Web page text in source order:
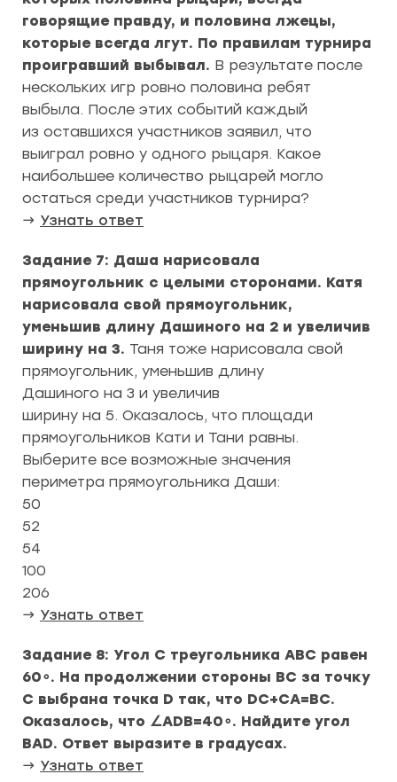
говорящие правду, и половина лжецы,
которые всегда лгут. По правилам турнира
проигравший выбывал. В результате после
нескольких игр ровно половина ребят
выбыла. После этих событий каждый
из оставшихся участников заявил, что
выиграл ровно у одного рыцаря. Какое
наибольшее количество рыцарей могло
остаться среди участников турнира?
→ Узнать ответ
Задание 7: Даша нарисовала
прямоугольник с целыми сторонами. Катя
нарисовала свой прямоугольник,
уменьшив длину Дашиного на 2 и увеличив
ширину на 3. Таня тоже нарисовала свой
прямоугольник, уменьшив длину
Дашиного на 3 и увеличив
ширину на 5. Оказалось, что площади
прямоугольников Кати и Тани равны.
Выберите все возможные значения
периметра прямоугольника Даши:
50
52
54
100
206
→ Узнать ответ
Задание 8: Угол C треугольника ABC равен
60∘. На продолжении стороны BC за точку
C выбрана точка D так, что DC+CA=BC.
Оказалось, что ∠ADB=40∘. Найдите угол
BAD. Ответ выразите в градусах.
→ Узнать ответ